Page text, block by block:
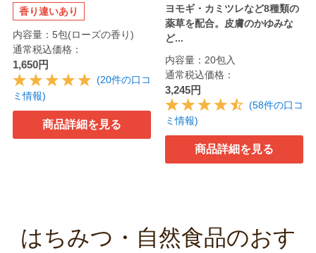
香り違いあり
内容量：5包(ローズの香り)
通常税込価格：
1,650円
(20件の口コ
ミ情報)
商品詳細を見る
ヨモギ・カミツレなど8種類の
薬草を配合。皮膚のかゆみな
ど...
内容量：20包入
通常税込価格：
3,245円
(58件の口コ
ミ情報)
商品詳細を見る
はちみつ・自然食品のおす